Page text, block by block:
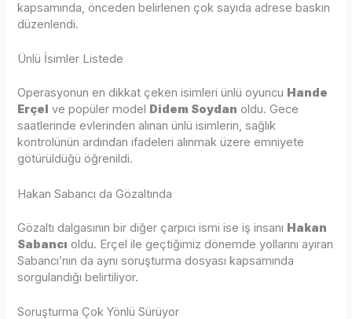
kapsamında, önceden belirlenen çok sayıda adrese baskın
düzenlendi.
Ünlü İsimler Listede
Operasyonun en dikkat çeken isimleri ünlü oyuncu Hande
Erçel ve popüler model Didem Soydan oldu. Gece
saatlerinde evlerinden alınan ünlü isimlerin, sağlık
kontrolünün ardından ifadeleri alınmak üzere emniyete
götürüldüğü öğrenildi.
Hakan Sabancı da Gözaltında
Gözaltı dalgasının bir diğer çarpıcı ismi ise iş insanı Hakan
Sabancı oldu. Erçel ile geçtiğimiz dönemde yollarını ayıran
Sabancı’nın da aynı soruşturma dosyası kapsamında
sorgulandığı belirtiliyor.
Soruşturma Çok Yönlü Sürüyor